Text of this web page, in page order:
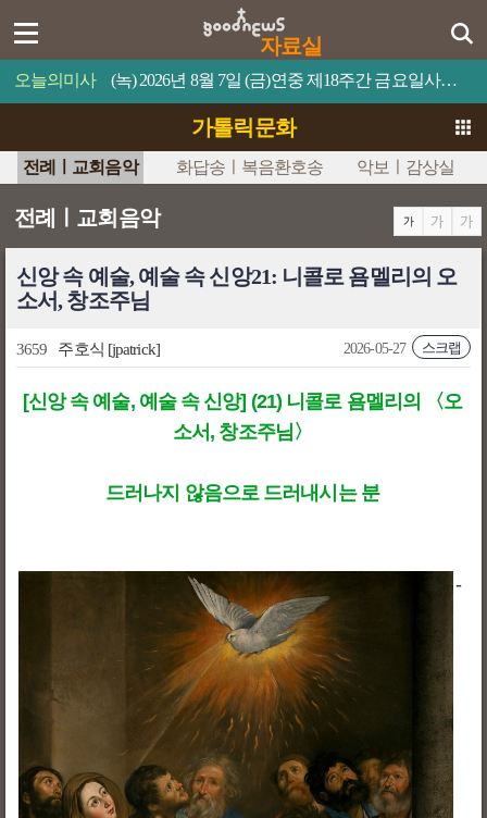
자료실
오늘의미사 (녹) 2026년 8월 7일 (금)연중 제18주간 금요일사람이 제 목숨을 무엇과 바꿀 수 있겠느냐?
가톨릭문화
전례ㅣ교회음악 화답송ㅣ복음환호송 악보ㅣ감상실
전례ㅣ교회음악
신앙 속 예술, 예술 속 신앙21: 니콜로 욤멜리의 오
소서, 창조주님
3659 주호식 [jpatrick] 스크랩
2026-05-27
[신앙 속 예술, 예술 속 신앙] (21) 니콜로 욤멜리의 〈오
소서, 창조주님〉
드러나지 않음으로 드러내시는 분
-